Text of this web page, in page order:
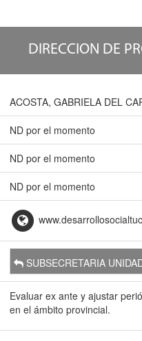
DIRECCION DE
ACOSTA, GABRIELA DEL
ND por el momento
ND por el momento
ND por el momento
SUBSECRETARIA
Evaluar ex ante y ajustar
en el ámbito provincial.